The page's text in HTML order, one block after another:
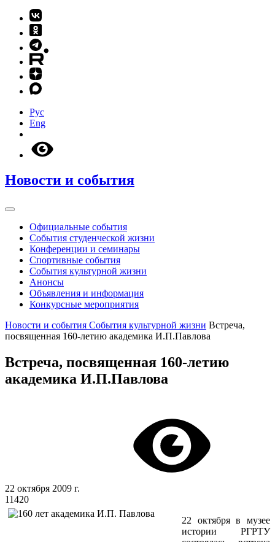
Рус
Eng
Новости и события
Официальные события
События студенческой жизни
Конференции и семинары
Спортивные события
События культурной жизни
Анонсы
Объявления и информация
Конкурсные мероприятия
Новости и события События культурной жизни Встреча,
посвященная 160-летию академика И.П.Павлова
Встреча, посвященная 160-летию
академика И.П.Павлова
22 октября 2009 г.
11420
22 октября в музее
истории РГРТУ